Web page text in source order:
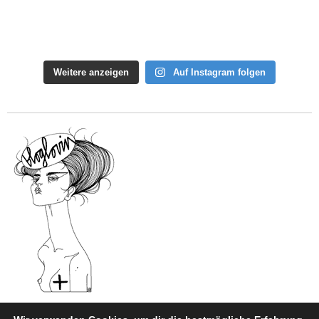
Weitere anzeigen Auf Instagram folgen